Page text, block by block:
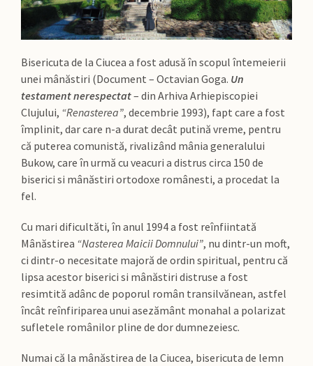
Bisericuta de la Ciucea a fost adusă în scopul întemeierii
unei mânăstiri (Document – Octavian Goga. Un
testament nerespectat– din Arhiva Arhiepiscopiei
Clujului, “Renasterea”, decembrie 1993), fapt care a fost
împlinit, dar care n-a durat decât putină vreme, pentru
că puterea comunistă, rivalizând mânia generalului
Bukow, care în urmă cu veacuri a distrus circa 150 de
biserici si mânăstiri ortodoxe românesti, a procedat la
fel.
Cu mari dificultăti, în anul 1994 a fost reînfiintată
Mânăstirea “Nasterea Maicii Domnului”, nu dintr-un moft,
ci dintr-o necesitate majoră de ordin spiritual, pentru că
lipsa acestor biserici si mânăstiri distruse a fost
resimtită adânc de poporul român transilvănean, astfel
încât reînfiriparea unui asezământ monahal a polarizat
sufletele românilor pline de dor dumnezeiesc.
Numai că la mânăstirea de la Ciucea, bisericuta de lemn